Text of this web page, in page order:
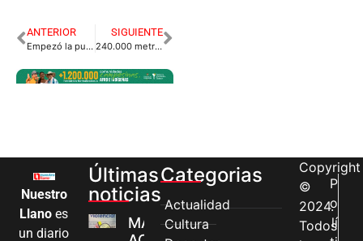
ANTERIOR
Empezó la puja entre sindicatos y empresarios por el salario mínimo
SIGUIENTE
240.000 metros cuadrados desminados en dos municipios del Meta.
Nuestro
Llano es
un diario
Últimas
noticias
MÁS MUJERES
Categorias
Actualidad
Cultura
Copyright
©
2024.
Todos
P
o
lí